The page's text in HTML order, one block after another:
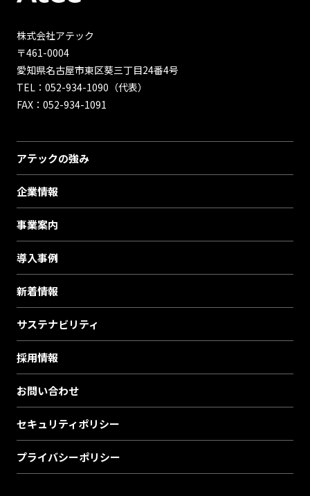
株式会社アテック
〒461-0004
愛知県名古屋市東区葵三丁目24番4号
TEL：052-934-1090（代表）
FAX：052-934-1091
アテックの強み
企業情報
事業案内
導入事例
新着情報
サステナビリティ
採用情報
お問い合わせ
セキュリティポリシー
プライバシーポリシー